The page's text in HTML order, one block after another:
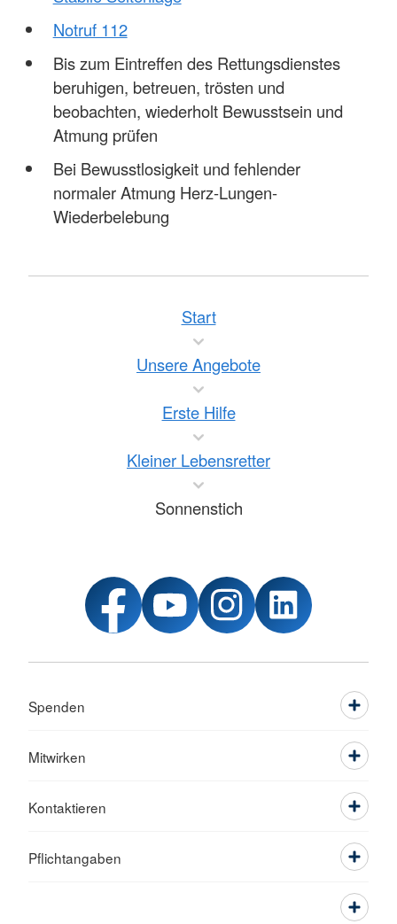
Notruf 112
Bis zum Eintreffen des Rettungsdienstes
beruhigen, betreuen, trösten und
beobachten, wiederholt Bewusstsein und
Atmung prüfen
Bei Bewusstlosigkeit und fehlender
normaler Atmung Herz-Lungen-
Wiederbelebung
Start
Unsere Angebote
Erste Hilfe
Kleiner Lebensretter
Sonnenstich
Spenden
Mitwirken
Kontaktieren
Pflichtangaben